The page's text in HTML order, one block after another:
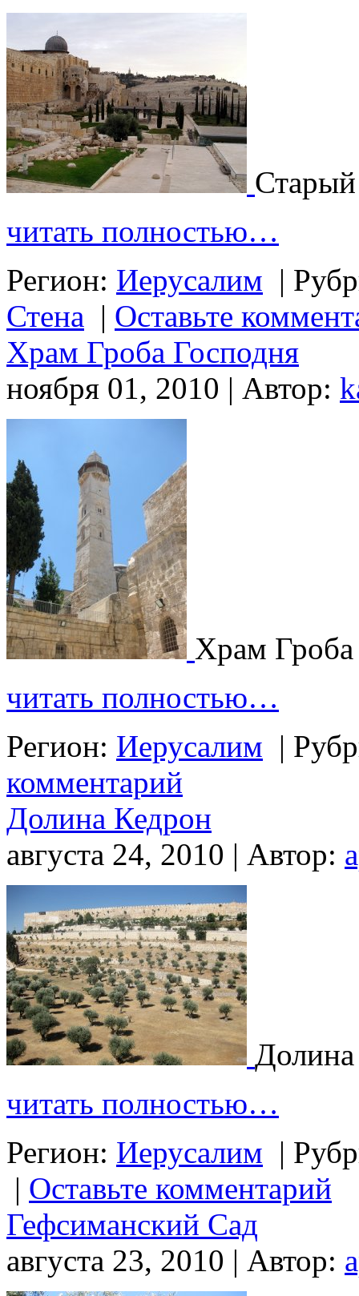
читать полностью…
Регион: Иерусалим |
Стена | Оставьте
Храм Гроба Господня
ноября 01, 2010 | Автор:
Храм
читать полностью…
Регион: Иерусалим |
комментарий
Долина Кедрон
августа 24, 2010 | Автор:
читать полностью…
Регион: Иерусалим |
| Оставьте комментарий
Гефсиманский Сад
августа 23, 2010 | Автор: